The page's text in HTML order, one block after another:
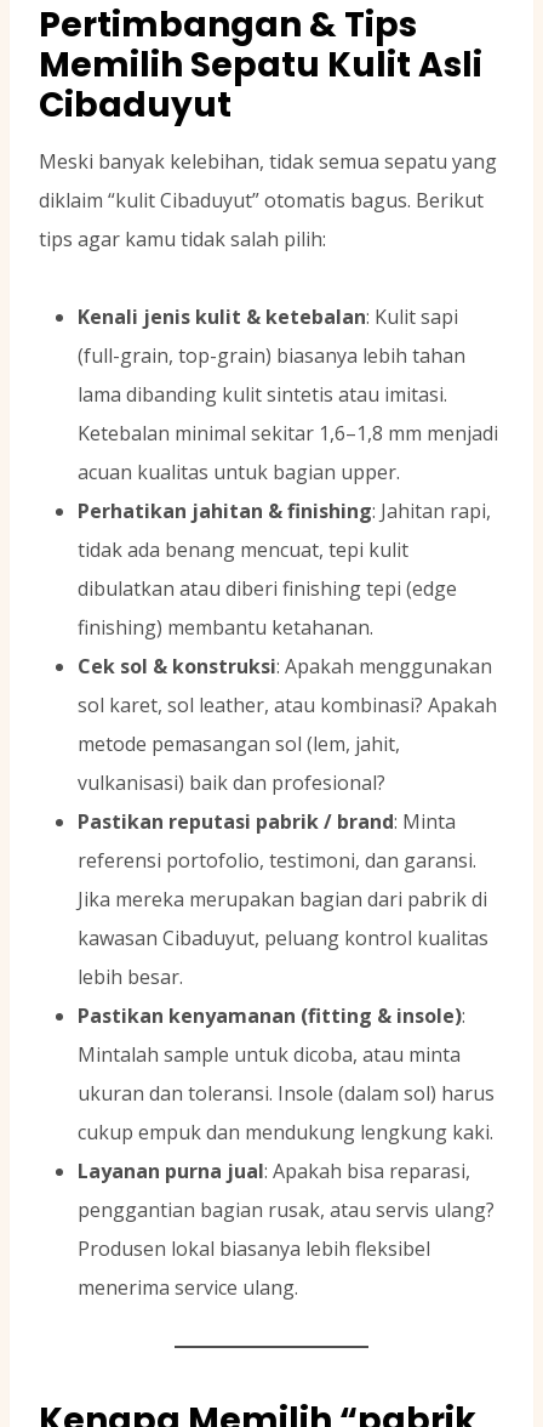
Pertimbangan & Tips
Memilih Sepatu Kulit Asli
Cibaduyut
Meski banyak kelebihan, tidak semua sepatu yang
diklaim “kulit Cibaduyut” otomatis bagus. Berikut
tips agar kamu tidak salah pilih:
Kenali jenis kulit & ketebalan: Kulit sapi
(full-grain, top-grain) biasanya lebih tahan
lama dibanding kulit sintetis atau imitasi.
Ketebalan minimal sekitar 1,6–1,8 mm menjadi
acuan kualitas untuk bagian upper.
Perhatikan jahitan & finishing: Jahitan rapi,
tidak ada benang mencuat, tepi kulit
dibulatkan atau diberi finishing tepi (edge
finishing) membantu ketahanan.
Cek sol & konstruksi: Apakah menggunakan
sol karet, sol leather, atau kombinasi? Apakah
metode pemasangan sol (lem, jahit,
vulkanisasi) baik dan profesional?
Pastikan reputasi pabrik / brand: Minta
referensi portofolio, testimoni, dan garansi.
Jika mereka merupakan bagian dari pabrik di
kawasan Cibaduyut, peluang kontrol kualitas
lebih besar.
Pastikan kenyamanan (fitting & insole):
Mintalah sample untuk dicoba, atau minta
ukuran dan toleransi. Insole (dalam sol) harus
cukup empuk dan mendukung lengkung kaki.
Layanan purna jual: Apakah bisa reparasi,
penggantian bagian rusak, atau servis ulang?
Produsen lokal biasanya lebih fleksibel
menerima service ulang.